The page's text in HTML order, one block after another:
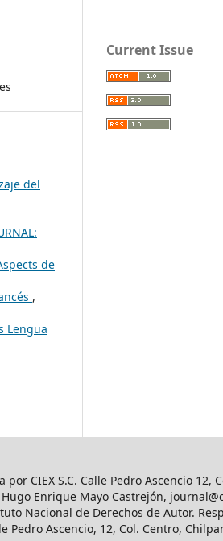
del
de
,
Lengua
Current Issue
CIEX S.C. Calle Pedro Ascencio 12,
Enrique Mayo Castrejón,
Nacional de Derechos de Autor.
Pedro Ascencio, 12, Col. Centro,